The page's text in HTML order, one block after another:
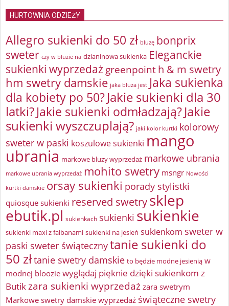
HURTOWNIA ODZIEŻY
Allegro sukienki do 50 zł bluzę bonprix
sweter czy w bluzie na dzianinowa sukienka Eleganckie
sukienki wyprzedaż greenpointh & m swetry
hm swetry damskie jaka bluza jest Jaka sukienka
dla kobiety po 50?Jakie sukienki dla 30
latki?Jakie sukienki odmładzają?Jakie
sukienki wyszczuplają? jaki kolor kurtki kolorowy
sweter w paski koszulowe sukienki mango
ubrania markowe bluzy wyprzedaż markowe ubrania
markowe ubrania wyprzedaż mohito swetry msngr Nowości
kurtki damskie orsay sukienki porady stylistki
quiosque sukienki reserved swetrysklep
ebutik.pl sukienkach sukienki sukienkie
sukienki maxi z falbanami sukienki na jesień sukienkom sweter w
paski sweter świątecznytanie sukienki do
50 złtanie swetry damskie to będzie modne jesienią w
modnej bloozie wyglądaj pięknie dzięki sukienkom z
Butikzara sukienki wyprzedażzara swetrym
Markowe swetry damskie wyprzedaż świąteczne swetry